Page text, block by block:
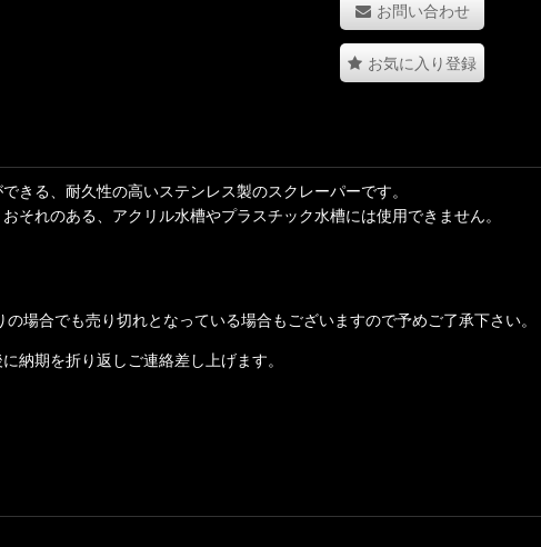
お問い合わせ
お気に入り登録
きる、耐久性の高いステンレス製のスクレーパーです。
それのある、アクリル水槽やプラスチック水槽には使用できません。
場合でも売り切れとなっている場合もございますので予めご了承下さい。
納期を折り返しご連絡差し上げます。